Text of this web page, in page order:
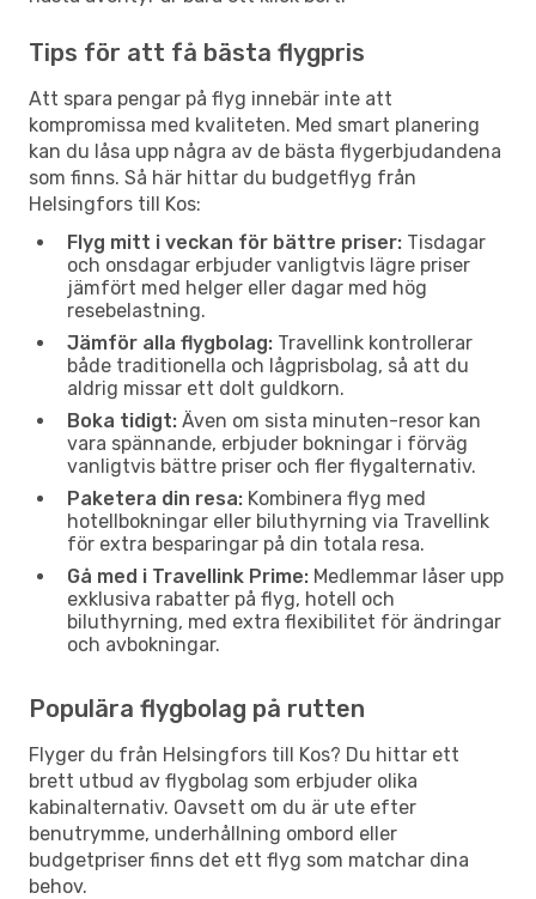
Tips för att få bästa flygpris
Att spara pengar på flyg innebär inte att
kompromissa med kvaliteten. Med smart planering
kan du låsa upp några av de bästa flygerbjudandena
som finns. Så här hittar du budgetflyg från
Helsingfors till Kos:
Flyg mitt i veckan för bättre priser: Tisdagar
och onsdagar erbjuder vanligtvis lägre priser
jämfört med helger eller dagar med hög
resebelastning.
Jämför alla flygbolag: Travellink kontrollerar
både traditionella och lågprisbolag, så att du
aldrig missar ett dolt guldkorn.
Boka tidigt: Även om sista minuten-resor kan
vara spännande, erbjuder bokningar i förväg
vanligtvis bättre priser och fler flygalternativ.
Paketera din resa: Kombinera flyg med
hotellbokningar eller biluthyrning via Travellink
för extra besparingar på din totala resa.
Gå med i Travellink Prime: Medlemmar låser upp
exklusiva rabatter på flyg, hotell och
biluthyrning, med extra flexibilitet för ändringar
och avbokningar.
Populära flygbolag på rutten
Flyger du från Helsingfors till Kos? Du hittar ett
brett utbud av flygbolag som erbjuder olika
kabinalternativ. Oavsett om du är ute efter
benutrymme, underhållning ombord eller
budgetpriser finns det ett flyg som matchar dina
behov.